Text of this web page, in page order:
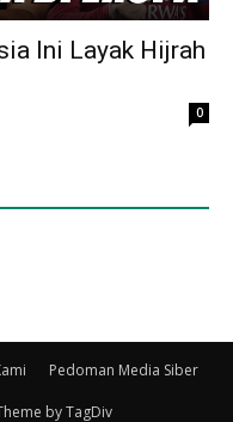
Ini Layak Hijrah
0
Pedoman Media Siber
by TagDiv